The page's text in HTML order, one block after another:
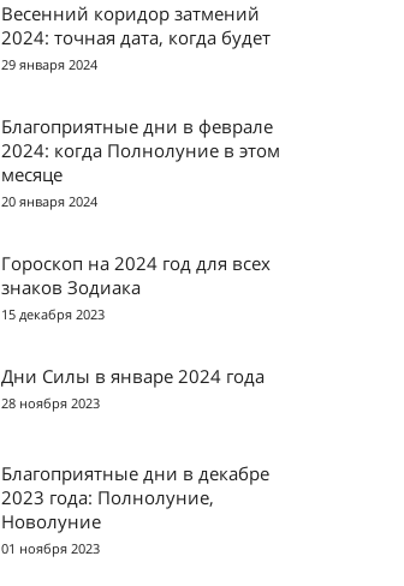
Весенний коридор затмений
2024: точная дата, когда будет
29 января 2024
Благоприятные дни в феврале
2024: когда Полнолуние в этом
месяце
20 января 2024
Гороскоп на 2024 год для всех
знаков Зодиака
15 декабря 2023
Дни Силы в январе 2024 года
28 ноября 2023
Благоприятные дни в декабре
2023 года: Полнолуние,
Новолуние
01 ноября 2023